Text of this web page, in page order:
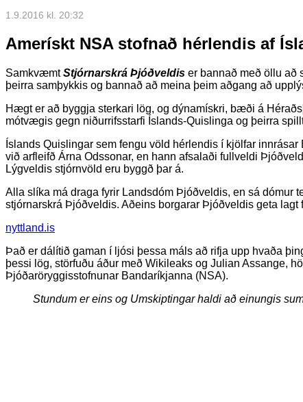
1.9.2016 kl. 20:32
Amerískt NSA stofnað hérlendis af
SamkvæmtStjórnarskrá Þjóðveldis er bannað með öllu að
þeirra samþykkis og bannað að meina þeim aðgang að
Hægt er að byggja sterkari lög, og dýnamískri, bæði á
mótvægis gegn niðurrifsstarfi Íslands-Quislinga og þeirra
Íslands Quislingar sem fengu völd hérlendis í kjölfar
við arfleifð Árna Odssonar, en hann afsalaði fullveldi
Lýgveldis stjórnvöld eru byggð þar á.
Alla slíka má draga fyrir Landsdóm Þjóðveldis, en sá dómur
stjórnarskrá Þjóðveldis. Aðeins borgarar Þjóðveldis geta
nyttland.is
Það er dálítið gaman í ljósi þessa máls að rifja upp hvaða
þessi lög, störfuðu áður með Wikileaks og Julian Assange,
Þjóðaröryggisstofnunar Bandaríkjanna (NSA).
Stundum er eins og Umskiptingar haldi að einungis